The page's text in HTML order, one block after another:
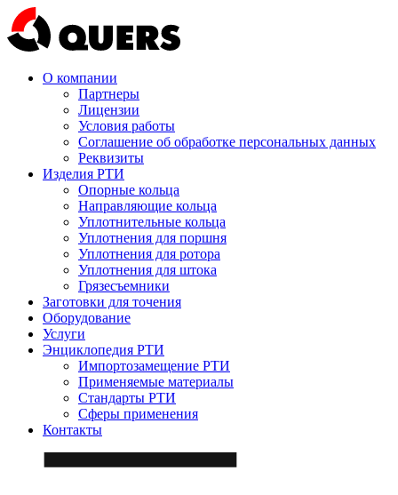
О компании
Партнеры
Лицензии
Условия работы
Соглашение об обработке персональных данных
Реквизиты
Изделия РТИ
Опорные кольца
Направляющие кольца
Уплотнительные кольца
Уплотнения для поршня
Уплотнения для ротора
Уплотнения для штока
Грязесъемники
Заготовки для точения
Оборудование
Услуги
Энциклопедия РТИ
Импортозамещение РТИ
Применяемые материалы
Стандарты РТИ
Сферы применения
Контакты